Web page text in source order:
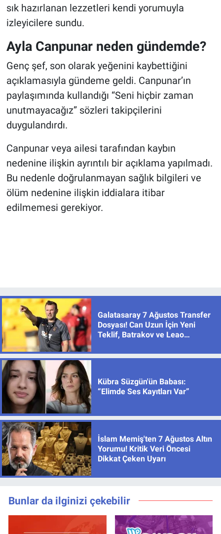
sık hazırlanan lezzetleri kendi yorumuyla
izleyicilere sundu.
Ayla Canpunar neden gündemde?
Genç şef, son olarak yeğenini kaybettiğini
açıklamasıyla gündeme geldi. Canpunar’ın
paylaşımında kullandığı “Seni hiçbir zaman
unutmayacağız” sözleri takipçilerini
duygulandırdı.
Canpunar veya ailesi tarafından kaybın
nedenine ilişkin ayrıntılı bir açıklama yapılmadı.
Bu nedenle doğrulanmayan sağlık bilgileri ve
ölüm nedenine ilişkin iddialara itibar
edilmemesi gerekiyor.
Galatasaray 7 Ağustos Transfer
Dosyası! Can Uzun İçin Yeni
Teklif, Batrakov ve Leao
Kübra Süzgün'ün Babası:
“Elimde Ses Kayıtları Var”
İslam Memiş'ten 7 Ağustos Altın
Yorumu! Kritik Veri Öncesi
Dikkat Çeken Uyarı
Bunlar da ilginizi çekebilir